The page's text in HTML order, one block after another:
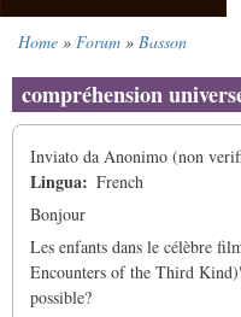
di
pane
Home Forum Basson
compréhension
Inviato da Anonimo (non
Lingua
French
Bonjour
Les enfants dans le célèbre
Encounters of the Third
possible?